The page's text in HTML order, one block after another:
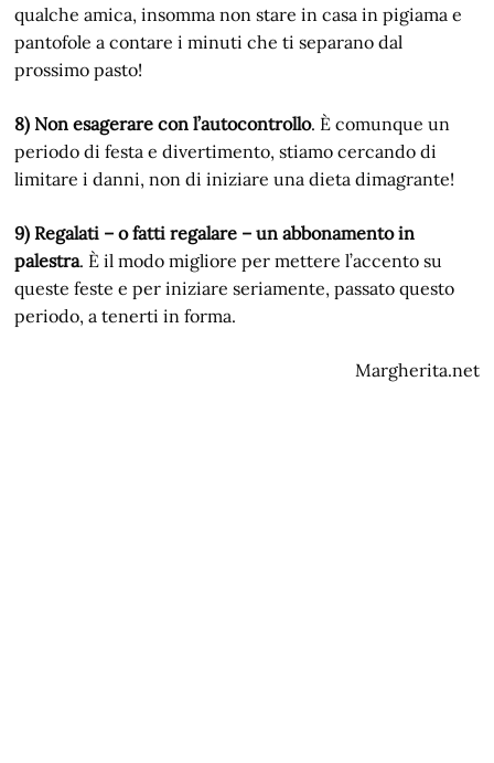
qualche amica, insomma non stare in casa in pigiama e
pantofole a contare i minuti che ti separano dal
prossimo pasto!
8) Non esagerare con l’autocontrollo. È comunque un
periodo di festa e divertimento, stiamo cercando di
limitare i danni, non di iniziare una dieta dimagrante!
9) Regalati – o fatti regalare – un abbonamento in
palestra. È il modo migliore per mettere l’accento su
queste feste e per iniziare seriamente, passato questo
periodo, a tenerti in forma.
Margherita.net